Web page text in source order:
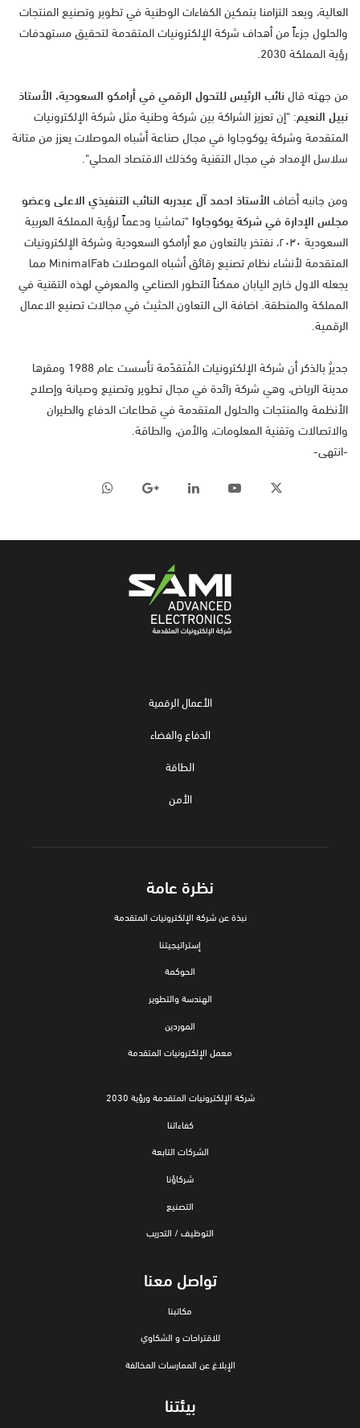
العالية، ويعد التزامنا بتمكين الكفاءات الوطنية في تطوير وتصنيع المنتجات
والحلول جزءاً من أهداف شركة الإلكترونيات المتقدمة لتحقيق مستهدفات
رؤية المملكة 2030.
من جهته قال نائب الرئيس للتحول الرقمي في أرامكو السعودية، الأستاذ
نبيل النعيم: "إن تعزيز الشراكة بين شركة وطنية مثل شركة الإلكترونيات
المتقدمة وشركة يوكوجاوا في مجال صناعة أشباه الموصلات يعزز من متانة
سلاسل الإمداد في مجال التقنية وكذلك الاقتصاد المحلي".
ومن جانبه أضاف الأستاذ احمد آل عبدربه النائب التنفيذي الاعلى وعضو
مجلس الإدارة في شركة يوكوجاوا "تماشيا ودعماً لرؤية المملكة العربية
السعودية ٢٠٣٠، نفتخر بالتعاون مع أرامكو السعودية وشركة الإلكترونيات
المتقدمة لأنشاء نظام تصنيع رقائق أشباه الموصلات MinimalFab مما
يجعله الاول خارج اليابان ممكناً التطور الصناعي والمعرفي لهذه التقنية في
المملكة والمنطقة. اضافة الى التعاون الحثيث في مجالات تصنيع الاعمال
الرقمية.
جديرٌ بالذكر أن شركة الإلكترونيات المُتقدّمة تأسست عام 1988 ومقرها
مدينة الرياض، وهي شركة رائدة في مجال تطوير وتصنيع وصيانة وإصلاح
الأنظمة والمنتجات والحلول المتقدمة في قطاعات الدفاع والطيران
والاتصالات وتقنية المعلومات، والأمن، والطاقة.
-انتهى-
الأعمال الرقمية
الدفاع والفضاء
الطاقة
الأمن
نظرة عامة
نبذة عن شركة الإلكترونيات المتقدمة
إستراتيجيتنا
الحوكمة
الهندسة والتطوير
الموردين
معمل الإلكترونيات المتقدمة
شركة الإلكترونيات المتقدمة ورؤية 2030
كفاءاتنا
الشركات التابعة
شركاؤنا
التصنيع
التوظيف / التدريب
تواصل معنا
مكاتبنا
للاقتراحات و الشكاوي
الإبلاغ عن الممارسات المخالفة
بيئتنا